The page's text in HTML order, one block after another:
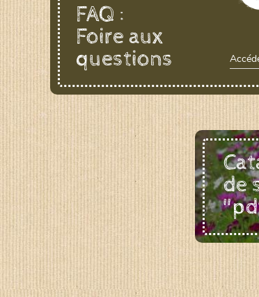
FAQ :
Foire aux
questions
de